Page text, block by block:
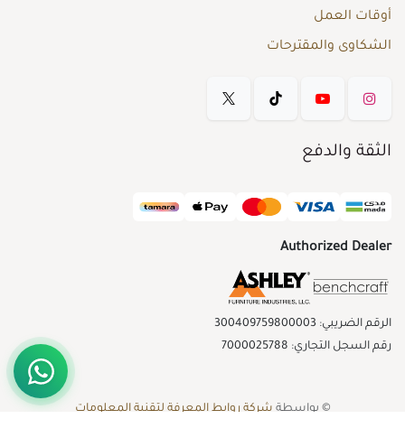
أوقات العمل
الشكاوى والمقترحات
الثقة والدفع
Authorized Dealer
الرقم الضريبي: 300409759800003
رقم السجل التجاري: 7000025788
© بواسطة شركة روابط المعرفة لتقنية المعلومات